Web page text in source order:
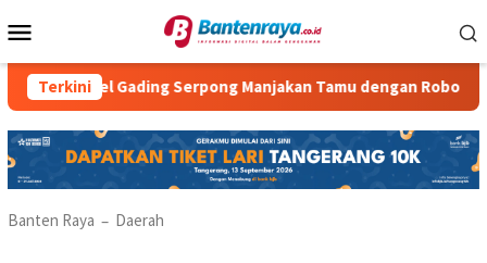
ke
Mobile
Terkini
Gading Serpong Manjakan Tamu dengan Robot Waiter
Banten Raya – Daerah